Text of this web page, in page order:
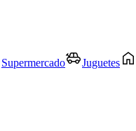
Supermercado Juguetes